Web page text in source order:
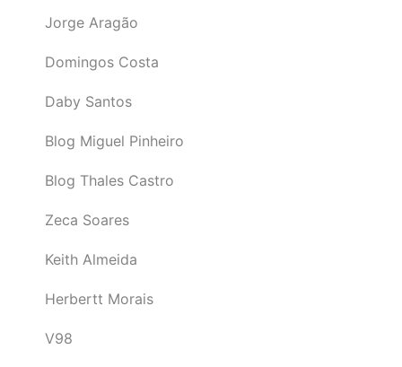
Jorge Aragão
Domingos Costa
Daby Santos
Blog Miguel Pinheiro
Blog Thales Castro
Zeca Soares
Keith Almeida
Herbertt Morais
V98